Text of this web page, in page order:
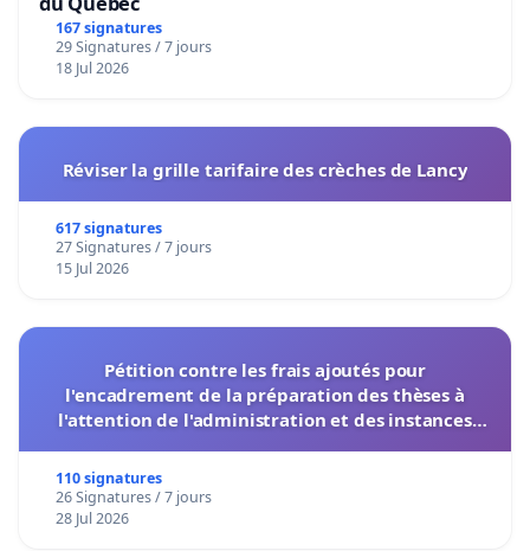
167 signatures
29 Signatures / 7 jours
18 Jul 2026
Réviser la grille tarifaire des crèches de Lancy
617 signatures
27 Signatures / 7 jours
15 Jul 2026
Pétition contre les frais ajoutés pour
l'encadrement de la préparation des thèses à
l'attention de l'administration et des instances
110 signatures
26 Signatures / 7 jours
28 Jul 2026